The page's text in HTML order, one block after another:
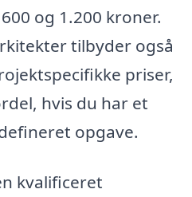
og 1.200 kroner.
tilbyder også
priser,
hvis du har et
opgave.
kvalificeret